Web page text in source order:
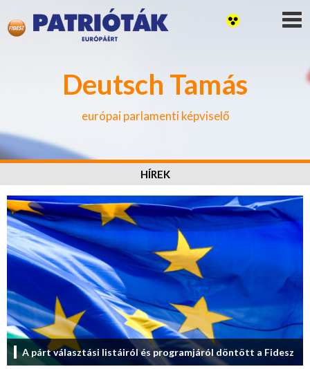
Deutsch Tamás
európai parlamenti képviselő
HÍREK
A párt választási listáiról és programjáról döntött a Fidesz